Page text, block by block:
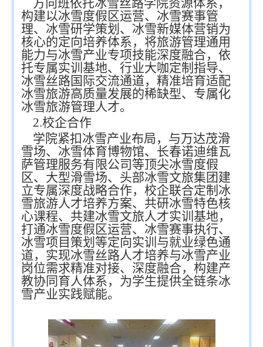
方向班依托冰雪丝路学院资源体系，
构建以冰雪度假区运营、冰雪赛事管
理、冰雪研学策划、冰雪新媒体营销为
核心的定向培养体系，将旅游管理通用
能力与冰雪产业专项技能深度融合，依
托专属实训基地、行业大咖定制指导、
冰雪丝路国际交流通道，精准培育适配
冰雪旅游高质量发展的稀缺型、专属化
冰雪旅游管理人才。
2.校企合作
学院紧扣冰雪产业布局，与万达茂滑
雪场、冰雪体育博物馆、长春诺迪维瓦
萨管理服务有限公司等顶尖冰雪度假
区、大型滑雪场、头部冰雪文旅集团建
立专属深度战略合作，校企联合定制冰
雪旅游人才培养方案、共研冰雪特色核
心课程、共建冰雪文旅人才实训基地，
打通冰雪度假区运营、冰雪赛事执行、
冰雪项目策划等定向实训与就业绿色通
道，实现冰雪丝路人才培养与冰雪产业
岗位需求精准对接、深度融合，构建产
教协同育人体系，为学生提供全链条冰
雪产业实践赋能。